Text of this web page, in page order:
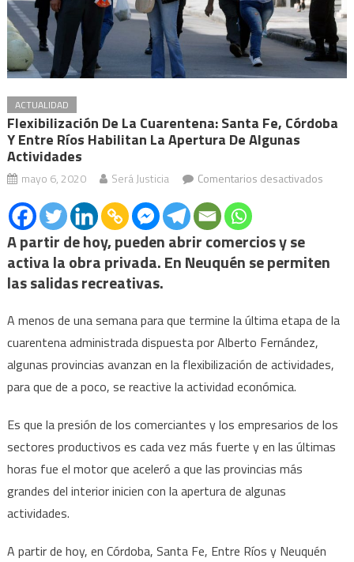
ACTUALIDAD
Flexibilización De La Cuarentena: Santa Fe, Córdoba
Y Entre Ríos Habilitan La Apertura De Algunas
Actividades
mayo 6, 2020 Será Justicia Comentarios desactivadosen
Ríos
de
A partir de hoy, pueden abrir comercios y se
activa la obra privada. En Neuquén se permiten
las salidas recreativas.
A menos de una semana para que termine la última etapa de la
cuarentena administrada dispuesta por Alberto Fernández,
algunas provincias avanzan en la flexibilización de actividades,
para que de a poco, se reactive la actividad económica.
Es que la presión de los comerciantes y los empresarios de los
sectores productivos es cada vez más fuerte y en las últimas
horas fue el motor que aceleró a que las provincias más
grandes del interior inicien con la apertura de algunas
actividades.
A partir de hoy, en Córdoba, Santa Fe, Entre Ríos y Neuquén